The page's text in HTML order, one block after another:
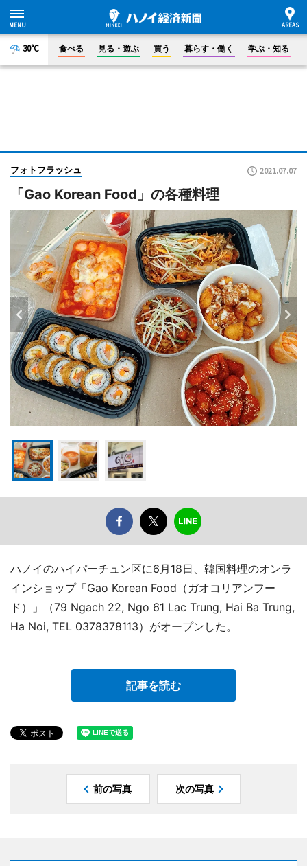
30°C 食べる 見る・遊ぶ 買う 暮らす・働く 学ぶ・知る
フォトフラッシュ 2021.07.07
「Gao Korean Food」の各種料理
ハノイのハイパーチュン区に6月18日、韓国料理のオンラ
インショップ「Gao Korean Food（ガオコリアンフー
ド）」（79 Ngach 22, Ngo 61 Lac Trung, Hai Ba Trung,
Ha Noi, TEL 0378378113）がオープンした。
記事を読む
前の写真 次の写真